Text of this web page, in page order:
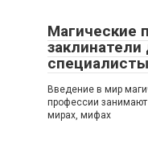
Магические
заклинатели
Введение в мир
профессии
мирах, мифах